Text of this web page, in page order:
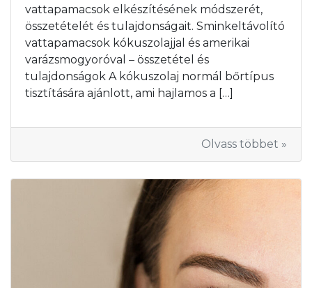
vattapamacsok elkészítésének módszerét,
összetételét és tulajdonságait. Sminkeltávolító
vattapamacsok kókuszolajjal és amerikai
varázsmogyoróval – összetétel és
tulajdonságok A kókuszolaj normál bőrtípus
tisztítására ajánlott, ami hajlamos a […]
Olvass többet »